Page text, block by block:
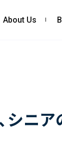
About Us
の強み
・沿革
シニ